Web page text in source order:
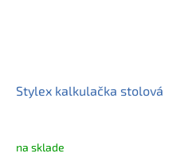
Stylex kalkulačka stolová
na sklade